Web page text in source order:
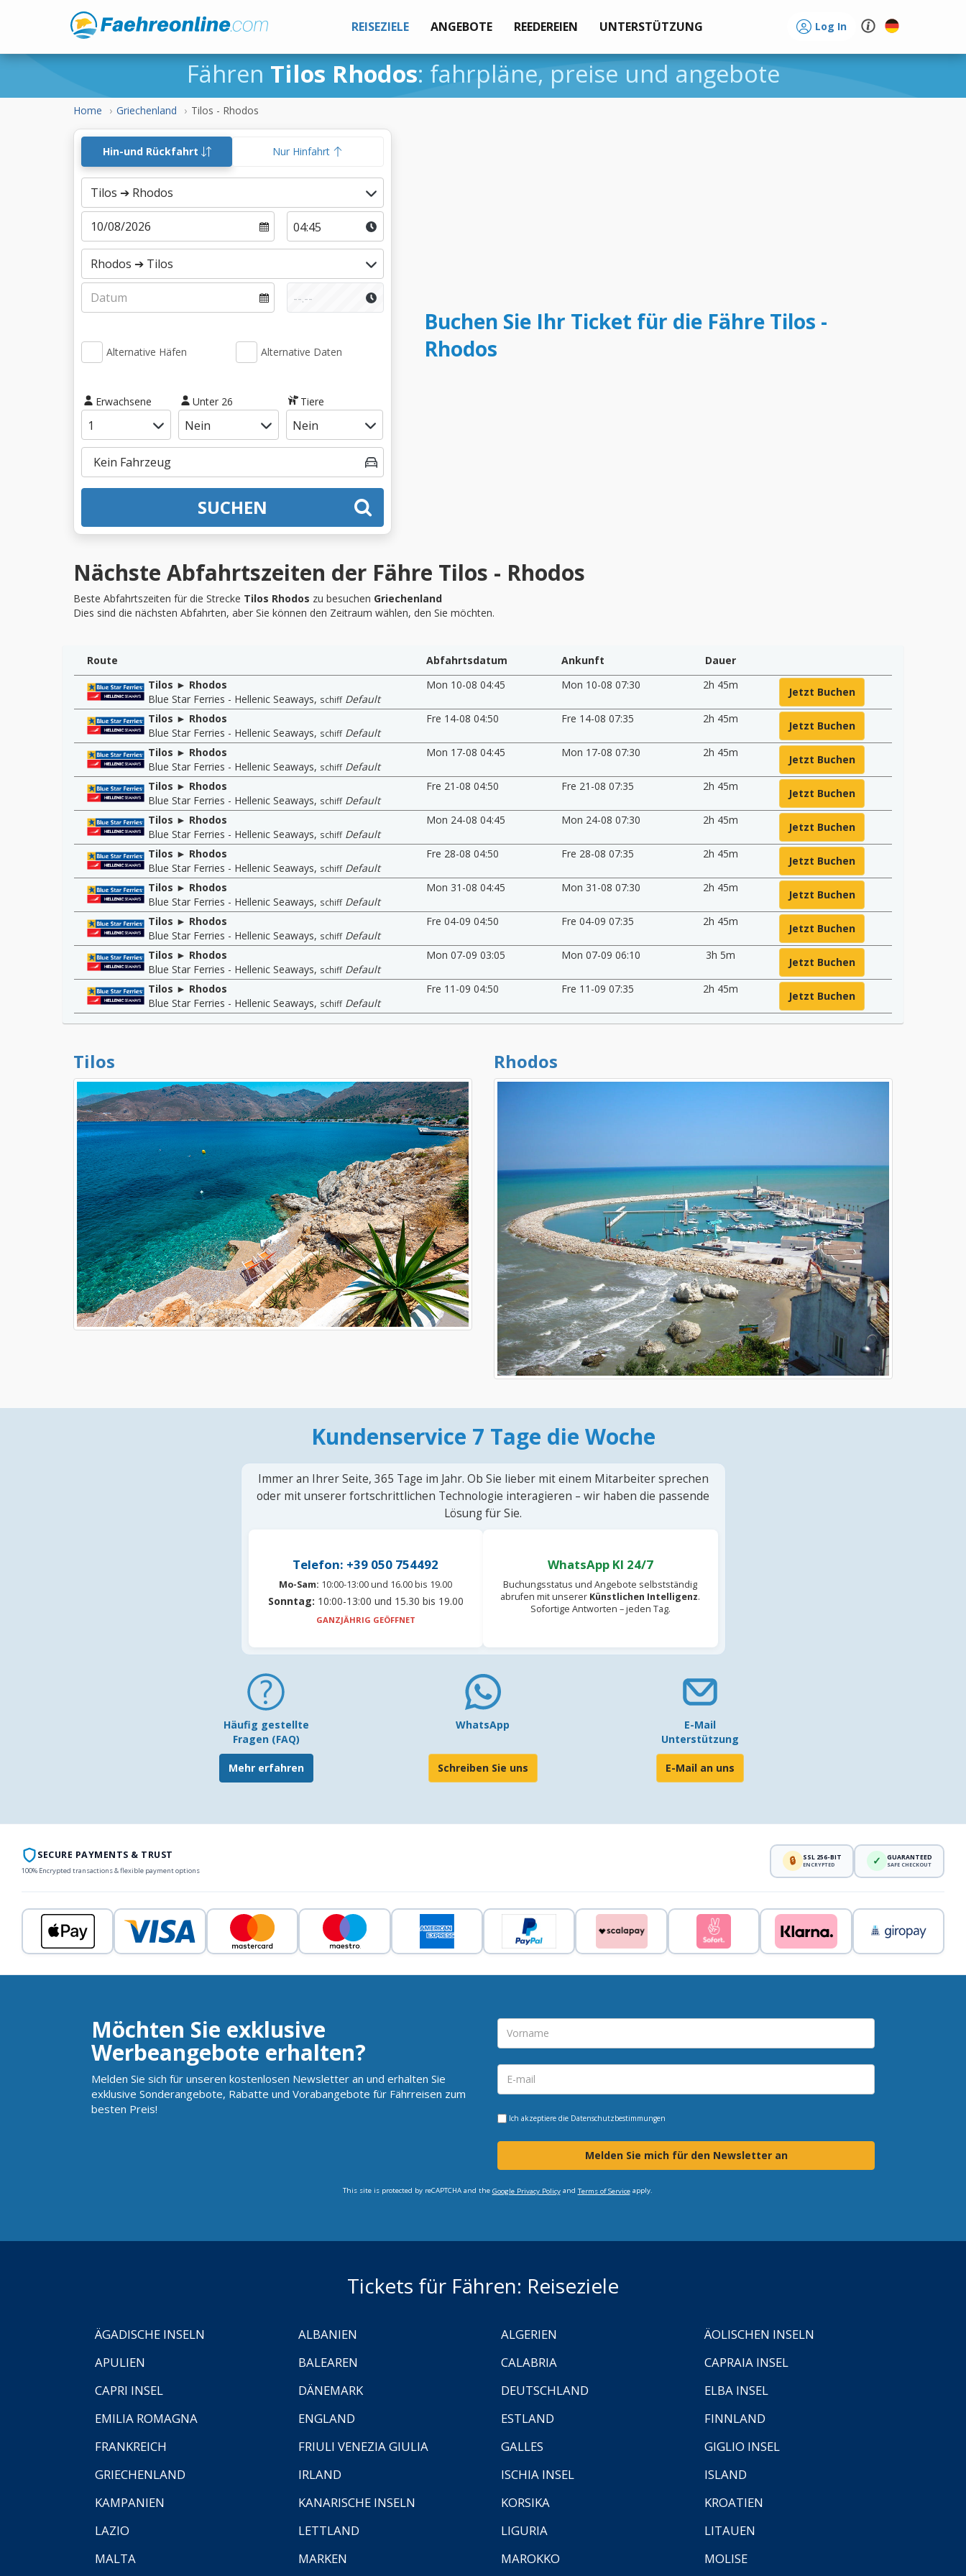
REISEZIELE ANGEBOTE REEDEREIEN UNTERSTÜTZUNG Log In
Fähren Tilos Rhodos: fahrpläne, preise und angebote
Home Griechenland Tilos - Rhodos
Hin-und Rückfahrt Nur Hinfahrt
Alternative Häfen Alternative Daten
Erwachsene Unter 26 Tiere
SUCHEN
Buchen Sie Ihr Ticket für die Fähre Tilos -
Rhodos
Nächste Abfahrtszeiten der Fähre Tilos - Rhodos
Beste Abfahrtszeiten für die Strecke Tilos Rhodos zu besuchen Griechenland
Dies sind die nächsten Abfahrten, aber Sie können den Zeitraum wählen, den Sie möchten.
Route Abfahrtsdatum Ankunft
Dauer
Tilos ► Rhodos
Blue Star Ferries - Hellenic Seaways, schiff Default
Mon 10-08 04:45 Mon 10-08 07:30 2h 45m
Jetzt Buchen
Tilos ► Rhodos
Blue Star Ferries - Hellenic Seaways, schiff Default
Fre 14-08 04:50 Fre 14-08 07:35 2h 45m
Jetzt Buchen
Tilos ► Rhodos
Blue Star Ferries - Hellenic Seaways, schiff Default
Mon 17-08 04:45 Mon 17-08 07:30 2h 45m
Jetzt Buchen
Tilos ► Rhodos
Blue Star Ferries - Hellenic Seaways, schiff Default
Fre 21-08 04:50 Fre 21-08 07:35 2h 45m
Jetzt Buchen
Tilos ► Rhodos
Blue Star Ferries - Hellenic Seaways, schiff Default
Mon 24-08 04:45 Mon 24-08 07:30 2h 45m
Jetzt Buchen
Tilos ► Rhodos
Blue Star Ferries - Hellenic Seaways, schiff Default
Fre 28-08 04:50 Fre 28-08 07:35 2h 45m
Jetzt Buchen
Tilos ► Rhodos
Blue Star Ferries - Hellenic Seaways, schiff Default
Mon 31-08 04:45 Mon 31-08 07:30 2h 45m
Jetzt Buchen
Tilos ► Rhodos
Blue Star Ferries - Hellenic Seaways, schiff Default
Fre 04-09 04:50 Fre 04-09 07:35 2h 45m
Jetzt Buchen
Tilos ► Rhodos
Blue Star Ferries - Hellenic Seaways, schiff Default
Mon 07-09 03:05 Mon 07-09 06:10 3h 5m
Jetzt Buchen
Tilos ► Rhodos
Blue Star Ferries - Hellenic Seaways, schiff Default
Fre 11-09 04:50 Fre 11-09 07:35 2h 45m
Jetzt Buchen
Tilos Rhodos
Kundenservice 7 Tage die Woche
Immer an Ihrer Seite, 365 Tage im Jahr. Ob Sie lieber mit einem Mitarbeiter sprechen
oder mit unserer fortschrittlichen Technologie interagieren – wir haben die passende
Lösung für Sie.
Telefon: +39 050 754492
Mo-Sam: 10:00-13:00 und 16.00 bis 19.00
Sonntag: 10:00-13:00 und 15.30 bis 19.00
GANZJÄHRIG GEÖFFNET
WhatsApp KI 24/7
Buchungsstatus und Angebote selbstständig
abrufen mit unserer Künstlichen Intelligenz.
Sofortige Antworten – jeden Tag.
Häufig gestellte
Fragen (FAQ)
Mehr erfahren
WhatsApp
Schreiben Sie uns
E-Mail
Unterstützung
E-Mail an uns
SECURE PAYMENTS & TRUST
100% Encrypted transactions & flexible payment options
🔒 SSL 256-BIT
ENCRYPTED ✓ GUARANTEED
SAFE CHECKOUT
Möchten Sie exklusive
Werbeangebote erhalten?
Melden Sie sich für unseren kostenlosen Newsletter an und erhalten Sie
exklusive Sonderangebote, Rabatte und Vorabangebote für Fährreisen zum
besten Preis!
Ich akzeptiere die Datenschutzbestimmungen
Melden Sie mich für den Newsletter an
This site is protected by reCAPTCHA and the Google Privacy Policyand Terms of Serviceapply.
Tickets für Fähren: Reiseziele
ÄGADISCHE INSELN ALBANIEN ALGERIEN
ÄOLISCHEN INSELN
APULIEN
BALEAREN CALABRIA
CAPRAIA INSEL
CAPRI INSEL
DÄNEMARK DEUTSCHLAND
ELBA INSEL
EMILIA ROMAGNA
ENGLAND ESTLAND
FINNLAND
FRANKREICH
FRIULI VENEZIA GIULIA GALLES
GIGLIO INSEL
GRIECHENLAND
IRLAND ISCHIA INSEL
ISLAND
KAMPANIEN
KANARISCHE INSELN KORSIKA
KROATIEN
LAZIO
LETTLAND LIGURIA
LITAUEN
MALTA
MARKEN MAROKKO MOLISE